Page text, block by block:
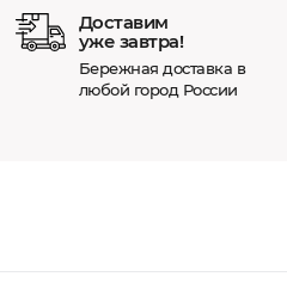
Доставим
уже завтра!
Бережная доставка в
любой город России